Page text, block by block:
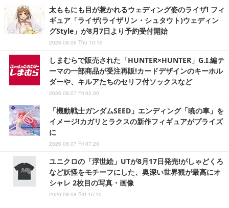
太ももにも目が惹かれるウェディング姿のライザ! フィ
ギュア「ライザ(ライザリン・シュタウト)ウェディン
グStyle」が8月7日より予約受付開始
2026.08.06 Thu 10:15
しまむらで販売された「HUNTER×HUNTER」G.I.編テ
ーマの一部商品が受注再販!カードデザインのキーホル
ダーや、キルアたちのセリフ付ソックスなど
2026.08.07 Fri 02:00
「機動戦士ガンダムSEED」エンディング「暁の車」を
イメージ!カガリとラクスの新作フィギュアがプライズ
に
2026.08.07 Fri 07:20
ユニクロの「浮世絵」UTが8月17日発売!がしゃどくろ
など妖怪をモチーフにした、奥深い世界観が最高にオ
シャレ 2枚目の写真・画像
2026.08.08 Sat 15:10